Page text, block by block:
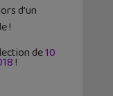
d’un
!
de10
!